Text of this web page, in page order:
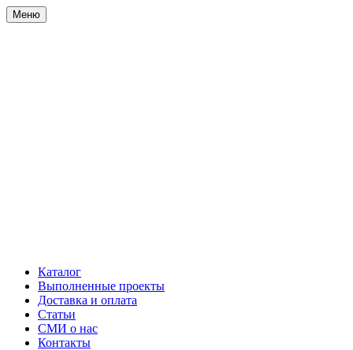
Меню
Каталог
Выполненные проекты
Доставка и оплата
Статьи
СМИ о нас
Контакты